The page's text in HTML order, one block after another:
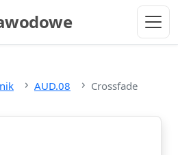
AUD.08 Crossfade